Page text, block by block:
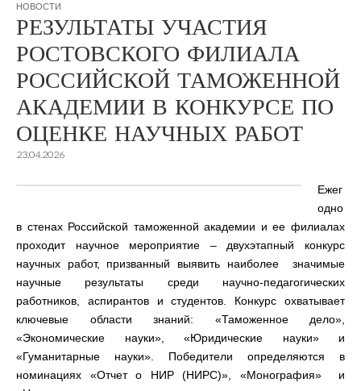
НОВОСТИ
РЕЗУЛЬТАТЫ УЧАСТИЯ
РОСТОВСКОГО ФИЛИАЛА
РОССИЙСКОЙ ТАМОЖЕННОЙ
АКАДЕМИИ В КОНКУРСЕ ПО
ОЦЕНКЕ НАУЧНЫХ РАБОТ
23.04.2026
Ежег
одно
в стенах Российской таможенной академии и ее филиалах
проходит научное мероприятие – двухэтапный конкурс
научных работ, призванный выявить наиболее значимые
научные результаты среди научно-педагогических
работников, аспирантов и студентов. Конкурс охватывает
ключевые области знаний: «Таможенное дело»,
«Экономические науки», «Юридические науки» и
«Гуманитарные науки». Победители определяются в
номинациях «Отчет о НИР (НИРС)», «Монография» и